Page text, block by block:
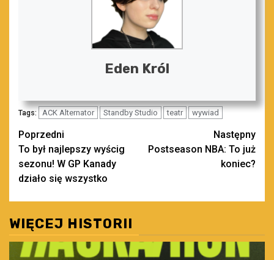
Eden Król
Tags: ACK Alternator Standby Studio teatr wywiad
Zobacz
wpisy
Poprzedni
To był najlepszy wyścig
sezonu! W GP Kanady
działo się wszystko
Następny
Postseason NBA: To już
koniec?
WIĘCEJ HISTORII